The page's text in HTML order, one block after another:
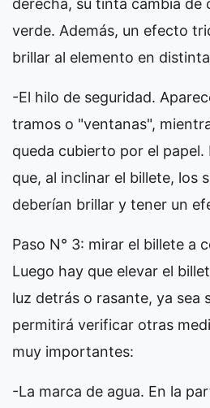
verde. Además, un efecto
brillar al elemento en
-El hilo de seguridad.
tramos o "ventanas",
queda cubierto por el
que, al inclinar el billete, los
deberían brillar y tener un
Paso N° 3: mirar el billete a
Luego hay que elevar el
luz detrás o rasante, ya sea
permitirá verificar otras
muy importantes:
-La marca de agua. En la